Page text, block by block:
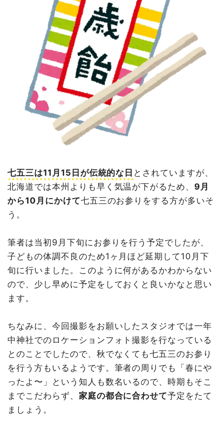
七五三は11月15日が伝統的な日 とされていますが、
北海道では本州よりも早く気温が下がるため、 9月
から10月にかけて七五三のお参りをする方が多いそ
う。
筆者は当初9月下旬にお参りを行う予定でしたが、
子どもの体調不良のため1ヶ月ほど延期して10月下
旬に行いました。このように何があるかわからない
ので、少し早めに予定をしておくと良いかなと思い
ます。
ちなみに、今回撮影をお願いしたスタジオでは一年
中神社でのロケーションフォト撮影を行なっている
とのことでしたので、秋でなくても七五三のお参り
を行う方もいるようです。筆者の周りでも「春にや
ったよ〜」という知人も数名いるので、時期もそこ
までこだわらず、 家庭の都合に合わせて予定をたて
ましょう。